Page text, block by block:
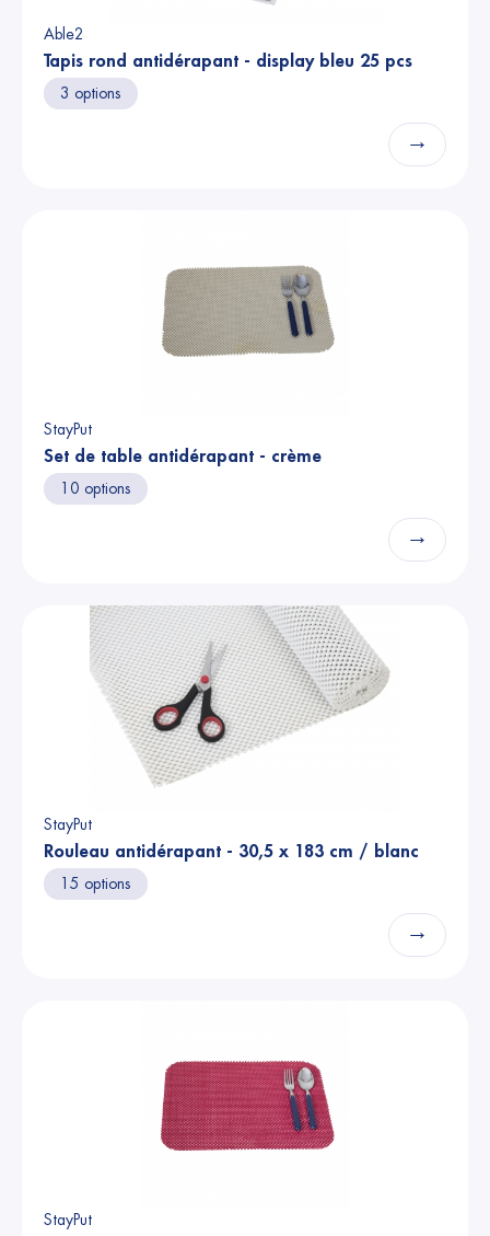
Able2
Tapis rond antidérapant - display bleu 25 pcs
3 options
→
StayPut
Set de table antidérapant - crème
10 options
→
StayPut
Rouleau antidérapant - 30,5 x 183 cm / blanc
15 options
→
StayPut